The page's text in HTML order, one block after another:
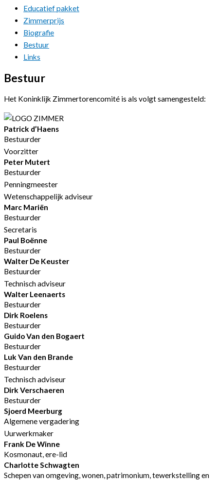
Educatief pakket
Zimmerprijs
Biografie
Bestuur
Links
Bestuur
Het Koninklijk Zimmertorencomité is als volgt samengesteld:
Patrick d’Haens
Bestuurder
Voorzitter
Peter Mutert
Bestuurder
Penningmeester
Wetenschappelijk adviseur
Marc Mariën
Bestuurder
Secretaris
Paul Boënne
Bestuurder
Walter De Keuster
Bestuurder
Technisch adviseur
Walter Leenaerts
Bestuurder
Dirk Roelens
Bestuurder
Guido Van den Bogaert
Bestuurder
Luk Van den Brande
Bestuurder
Technisch adviseur
Dirk Verschaeren
Bestuurder
Sjoerd Meerburg
Algemene vergadering
Uurwerkmaker
Frank De Winne
Kosmonaut, ere-lid
Charlotte Schwagten
Schepen van omgeving, wonen, patrimonium, tewerkstelling en